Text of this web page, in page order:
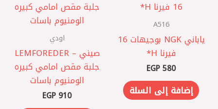
A516
ياباني NGK بوجيهات 16
فيرنا H*
EGP580
إضافة إلى السلة
اودي
صيني – LEMFOREDER
جلبة مقص امامي كبيره
الومنيوم باسات
EGP 910